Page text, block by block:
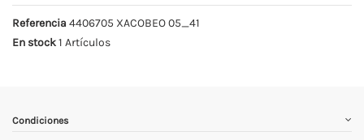
Referencia 4406705 XACOBEO 05_41
En stock1 Artículos
Condiciones